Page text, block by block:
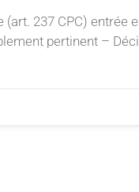
(art. 237 CPC)
pertinent –